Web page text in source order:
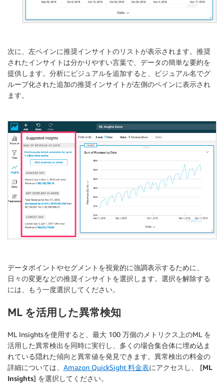
次に、左ペインに推奨インサイトのリストが表示されます。推奨
されたインサイトは分かりやすい言葉で、データの簡単な要約を
提供します。分析にビジュアルを追加すると、ビジュアル名でグ
ループ化された追加の推奨インサイトが左側のペインに表示され
ます。
データポイントやセグメントを視覚的に強調表示するために、
日々の変更などの推奨インサイトを選択します。選択を解除する
には、もう一度選択してください。
ML を活用した異常検知
ML Insightsを使用すると、最大 100 万個のメトリクス上のML を
活用した異常検出を同時に実行し、多くの場合集合体に埋め込ま
れている隠れた傾向と異常値を発見できます。異常検出の料金の
詳細については、 Amazon QuickSight 料金表にアクセスし、 [ML
Insights] を選択してください。